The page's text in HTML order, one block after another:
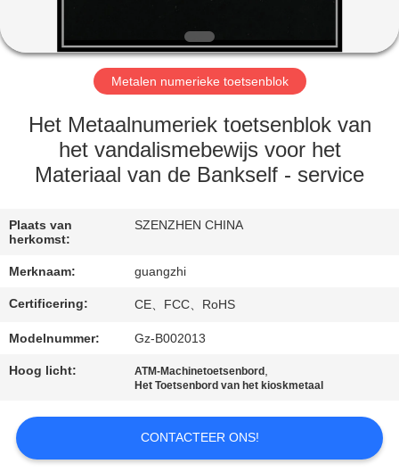
FABRIEKSREIS
KWALITEITSCONTROLE
CONTACTEER
EEN
CITAAT
PRIVACY
Metalen numerieke toetsenblok
Het Metaalnumeriek toetsenblok van
het vandalismebewijs voor het
Materiaal van de Bankself - service
Plaats van
herkomst:
SZENZHEN CHINA
Merknaam: guangzhi
Certificering: CE、FCC、RoHS
Modelnummer: Gz-B002013
Hoog licht: ATM-Machinetoetsenbord ,
Het Toetsenbord van het kioskmetaal
CONTACTEER ONS!